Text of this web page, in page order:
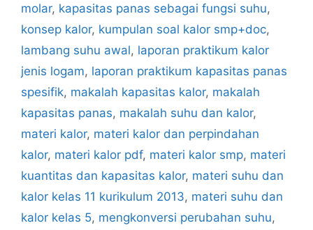
molar, kapasitas panas sebagai fungsi suhu,
konsep kalor, kumpulan soal kalor smp+doc,
lambang suhu awal, laporan praktikum kalor
jenis logam, laporan praktikum kapasitas panas
spesifik, makalah kapasitas kalor, makalah
kapasitas panas, makalah suhu dan kalor,
materi kalor, materi kalor dan perpindahan
kalor, materi kalor pdf, materi kalor smp, materi
kuantitas dan kapasitas kalor, materi suhu dan
kalor kelas 11 kurikulum 2013, materi suhu dan
kalor kelas 5, mengkonversi perubahan suhu,